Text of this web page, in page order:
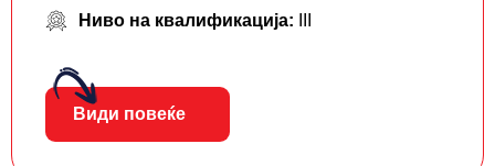
Ниво на квалификација:
Види повеќе